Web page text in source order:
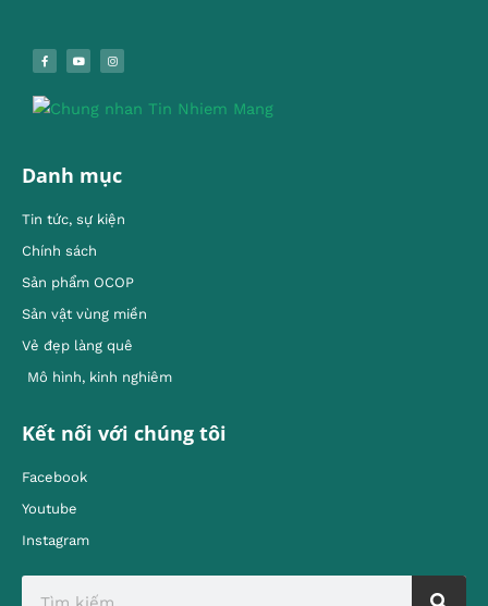
Danh mục
Tin tức, sự kiện
Chính sách
Sản phẩm OCOP
Sản vật vùng miền
Vẻ đẹp làng quê
Mô hình, kinh nghiêm
Kết nối với chúng tôi
Facebook
Youtube
Instagram